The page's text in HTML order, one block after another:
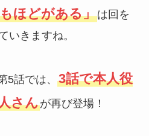
ほどがある」は回を
いきますね。
5話では、 3話で本人役
さんが再び登場！